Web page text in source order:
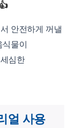
안전하게 꺼낼
물이
심한
얼 사용